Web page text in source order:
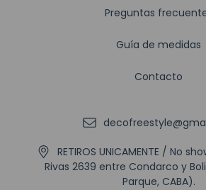
Preguntas
Guía de medidas
Contacto
RETIROS UNICAMENTE / No
Rivas 2639 entre Condarco y
Parque, CABA).